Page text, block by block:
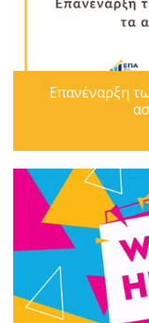
Επανέναρξη